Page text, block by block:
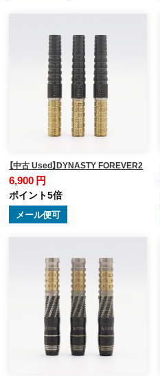
【中古 Used】DYNASTY FOREVER2
6,900 円
ポイント5倍
メール便可